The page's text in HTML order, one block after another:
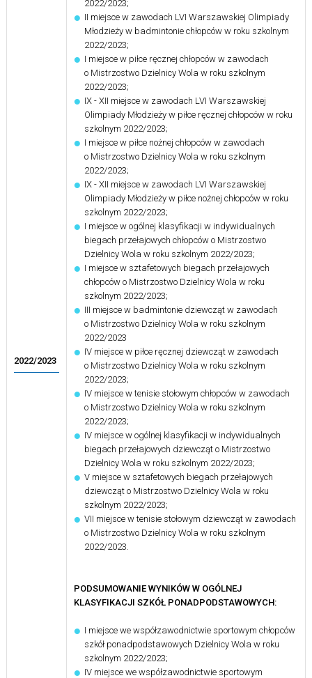
2022/2023
2022/2023;
II miejsce w zawodach LVI Warszawskiej Olimpiady
Młodzieży w badmintonie chłopców w roku szkolnym
2022/2023;
I miejsce w piłce ręcznej chłopców w zawodach
o Mistrzostwo Dzielnicy Wola w roku szkolnym
2022/2023;
IX - XII miejsce w zawodach LVI Warszawskiej
Olimpiady Młodzieży w piłce ręcznej chłopców w roku
szkolnym 2022/2023;
I miejsce w piłce nożnej chłopców w zawodach
o Mistrzostwo Dzielnicy Wola w roku szkolnym
2022/2023;
IX - XII miejsce w zawodach LVI Warszawskiej
Olimpiady Młodzieży w piłce nożnej chłopców w roku
szkolnym 2022/2023;
I miejsce w ogólnej klasyfikacji w indywidualnych
biegach przełajowych chłopców o Mistrzostwo
Dzielnicy Wola w roku szkolnym 2022/2023;
I miejsce w sztafetowych biegach przełajowych
chłopców o Mistrzostwo Dzielnicy Wola w roku
szkolnym 2022/2023;
III miejsce w badmintonie dziewcząt w zawodach
o Mistrzostwo Dzielnicy Wola w roku szkolnym
2022/2023
IV miejsce w piłce ręcznej dziewcząt w zawodach
o Mistrzostwo Dzielnicy Wola w roku szkolnym
2022/2023;
IV miejsce w tenisie stołowym chłopców w zawodach
o Mistrzostwo Dzielnicy Wola w roku szkolnym
2022/2023;
IV miejsce w ogólnej klasyfikacji w indywidualnych
biegach przełajowych dziewcząt o Mistrzostwo
Dzielnicy Wola w roku szkolnym 2022/2023;
V miejsce w sztafetowych biegach przełajowych
dziewcząt o Mistrzostwo Dzielnicy Wola w roku
szkolnym 2022/2023;
VII miejsce w tenisie stołowym dziewcząt w zawodach
o Mistrzostwo Dzielnicy Wola w roku szkolnym
2022/2023.
PODSUMOWANIE WYNIKÓW W OGÓLNEJ
KLASYFIKACJI SZKÓŁ PONADPODSTAWOWYCH:
I miejsce we współzawodnictwie sportowym chłopców
szkół ponadpodstawowych Dzielnicy Wola w roku
szkolnym 2022/2023;
IV miejsce we współzawodnictwie sportowym